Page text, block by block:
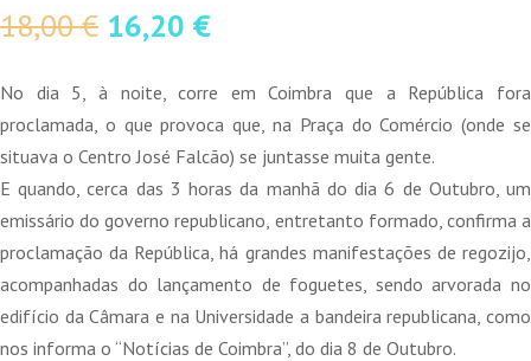
18,00€ O
original
era:
18,00 €.
16,20 €O
atual
é:
16,20 €.
No dia 5, à noite, corre em Coimbra que a República fora
proclamada, o que provoca que, na Praça do Comércio (onde se
situava o Centro José Falcão) se juntasse muita gente.
E quando, cerca das 3 horas da manhã do dia 6 de Outubro, um
emissário do governo republicano, entretanto formado, confirma a
proclamação da República, há grandes manifestações de regozijo,
acompanhadas do lançamento de foguetes, sendo arvorada no
edifício da Câmara e na Universidade a bandeira republicana, como
nos informa o “Notícias de Coimbra”, do dia 8 de Outubro.